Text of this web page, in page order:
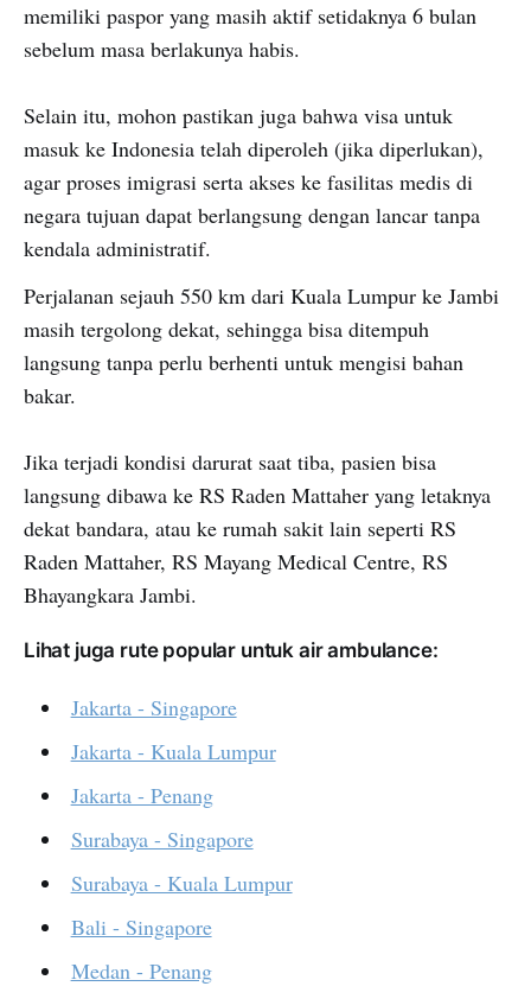
memiliki paspor yang masih aktif setidaknya 6 bulan
sebelum masa berlakunya habis.
Selain itu, mohon pastikan juga bahwa visa untuk
masuk ke Indonesia telah diperoleh (jika diperlukan),
agar proses imigrasi serta akses ke fasilitas medis di
negara tujuan dapat berlangsung dengan lancar tanpa
kendala administratif.
Perjalanan sejauh 550 km dari Kuala Lumpur ke Jambi
masih tergolong dekat, sehingga bisa ditempuh
langsung tanpa perlu berhenti untuk mengisi bahan
bakar.
Jika terjadi kondisi darurat saat tiba, pasien bisa
langsung dibawa ke RS Raden Mattaher yang letaknya
dekat bandara, atau ke rumah sakit lain seperti RS
Raden Mattaher, RS Mayang Medical Centre, RS
Bhayangkara Jambi.
Lihat juga rute popular untuk air ambulance:
Jakarta - Singapore
Jakarta - Kuala Lumpur
Jakarta - Penang
Surabaya - Singapore
Surabaya - Kuala Lumpur
Bali - Singapore
Medan - Penang